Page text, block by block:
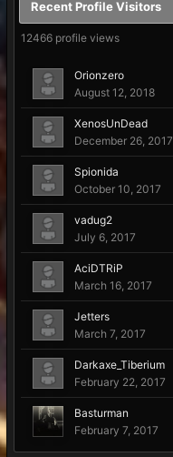
Recent Profile Visitors
12466 profile views
Orionzero
August 12, 2018
XenosUnDead
December 26, 2017
Spionida
October 10, 2017
vadug2
July 6, 2017
AciDTRiP
March 16, 2017
Jetters
March 7, 2017
Darkaxe_Tiberium
February 22, 2017
Basturman
February 7, 2017